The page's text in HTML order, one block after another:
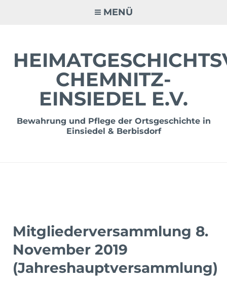
MENÜ
CHEMNITZ-
EINSIEDEL E.V.
Bewahrung und Pflege der Ortsgeschichte in
Einsiedel & Berbisdorf
Mitgliederversammlung 8.
November 2019
(Jahreshauptversammlung)